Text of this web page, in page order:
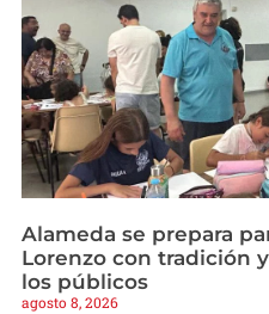
Alameda se prepara
Lorenzo con tradición
los públicos
agosto 8, 2026